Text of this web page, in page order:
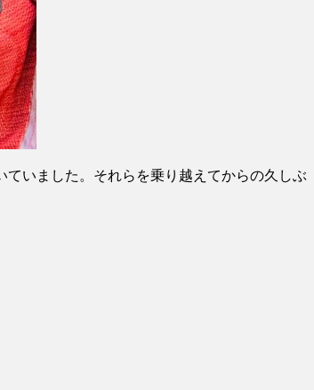
いました。それらを乗り越えてからの久しぶ